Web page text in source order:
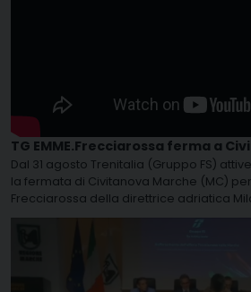
TG EMME.Frecciarossa ferma a
Dal 31 agosto Trenitalia (Gruppo FS)
la fermata di Civitanova Marche (MC)
Frecciarossa della direttrice adriatica